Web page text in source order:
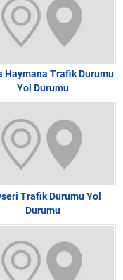
Haymana Trafik Durumu
Yol Durumu
Trafik Durumu Yol
Durumu